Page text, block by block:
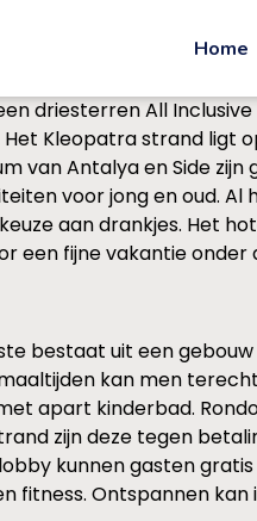
Home
driesterren All
Kleopatra strand ligt
van Antalya en Side
voor jong en oud.
aan drankjes. Het
een fijne vakantie onder
bestaat uit een
kan men
apart kinderbad.
zijn deze tegen
kunnen gasten
fitness. Ontspannen